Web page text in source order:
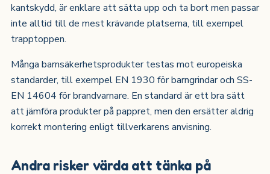
kantskydd, är enklare att sätta upp och ta bort men passar
inte alltid till de mest krävande platserna, till exempel
trapptoppen.
Många barnsäkerhetsprodukter testas mot europeiska
standarder, till exempel EN 1930 för barngrindar och SS-
EN 14604 för brandvarnare. En standard är ett bra sätt
att jämföra produkter på pappret, men den ersätter aldrig
korrekt montering enligt tillverkarens anvisning.
Andra risker värda att tänka på